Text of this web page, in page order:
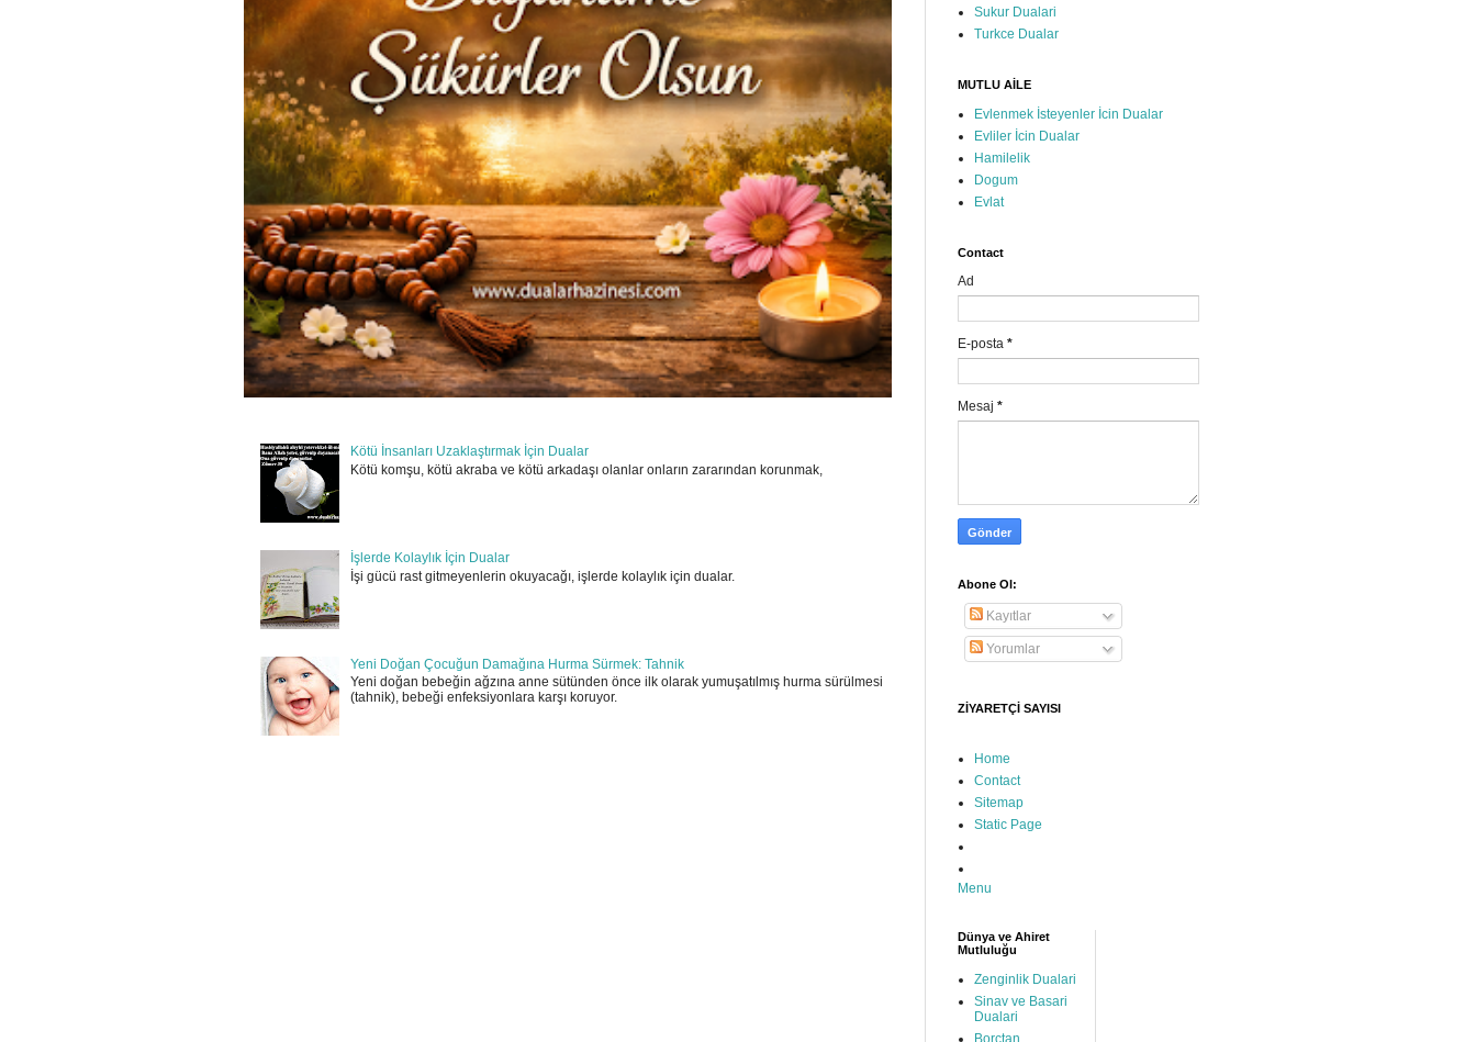
Kötü İnsanları Uzaklaştırmak İçin Dualar
Kötü komşu, kötü akraba ve kötü arkadaşı olanlar onların zararından korunmak,
İşlerde Kolaylık İçin Dualar
İşi gücü rast gitmeyenlerin okuyacağı, işlerde kolaylık için dualar.
Yeni Doğan Çocuğun Damağına Hurma Sürmek: Tahnik
Yeni doğan bebeğin ağzına anne sütünden önce ilk olarak yumuşatılmış hurma sürülmesi
(tahnik), bebeği enfeksiyonlara karşı koruyor.
Sukur Dualari
Turkce Dualar
MUTLU AİLE
Evlenmek İsteyenler İcin Dualar
Evliler İcin Dualar
Hamilelik
Dogum
Evlat
Contact
Ad
E-posta *
Mesaj *
Abone Ol:
Kayıtlar
Yorumlar
ZİYARETÇİ SAYISI
Home
Contact
Sitemap
Static Page
Menu
Dünya ve Ahiret
Mutluluğu
Zenginlik Dualari
Sinav ve Basari
Dualari
Borctan